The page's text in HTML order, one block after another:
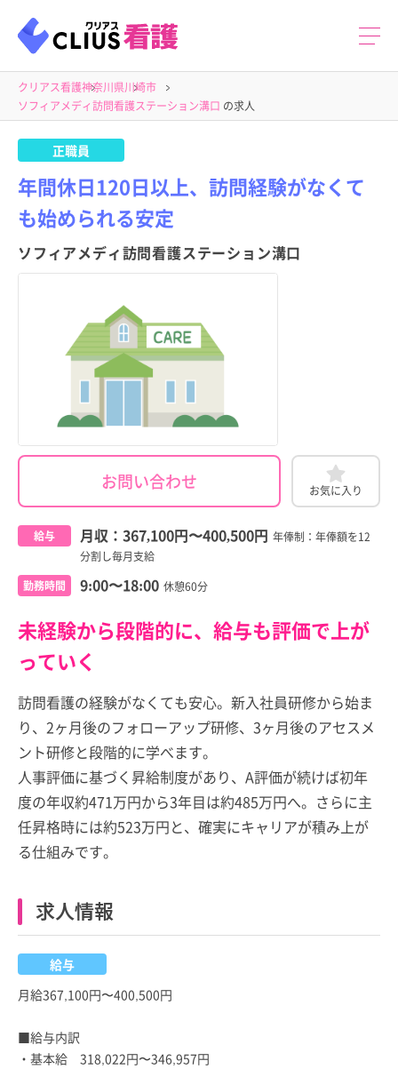
クリアス看護神奈川県川崎市
ソフィアメディ訪問看護ステーション溝口 の求人
正職員
年間休日120日以上、訪問経験がなくて
も始められる安定
ソフィアメディ訪問看護ステーション溝口
お問い合わせ お気に入り
給与 月収： 367,100円〜400,500円 年俸制：年俸額を12
分割し毎月支給
勤務時間
9:00〜18:00 休憩60分
未経験から段階的に、給与も評価で上が
っていく
訪問看護の経験がなくても安心。新入社員研修から始ま
り、2ヶ月後のフォローアップ研修、3ヶ月後のアセスメ
ント研修と段階的に学べます。
人事評価に基づく昇給制度があり、A評価が続けば初年
度の年収約471万円から3年目は約485万円へ。さらに主
任昇格時には約523万円と、確実にキャリアが積み上が
る仕組みです。
求人情報
給与
月給367,100円〜400,500円
■給与内訳
・基本給 318,022円〜346,957円